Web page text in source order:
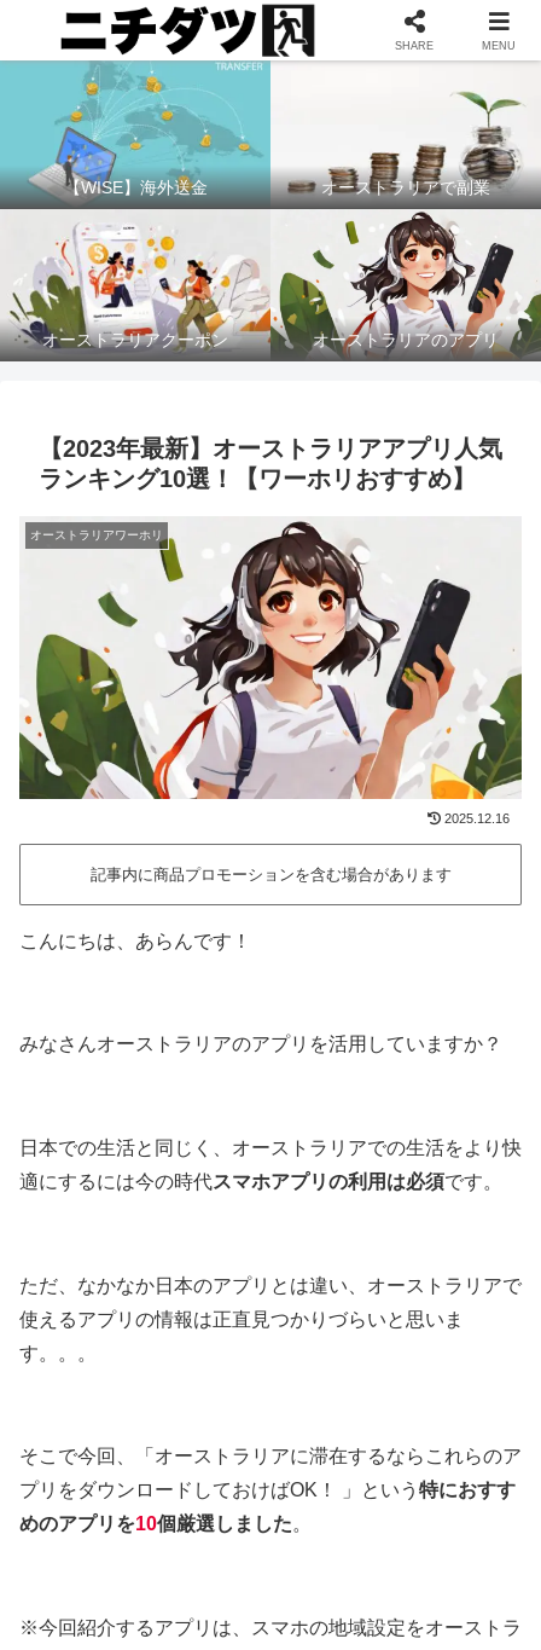
お得に海外送金するならWISE(ワイズ) ≫
【WISE】海外送金 オーストラリアで副業
オーストラリアクーポン オーストラリアのアプリ
【2023年最新】オーストラリアアプリ人気
ランキング10選！【ワーホリおすすめ】
オーストラリアワーホリ
2025.12.16
記事内に商品プロモーションを含む場合があります
こんにちは、あらんです！
みなさんオーストラリアのアプリを活用していますか？
日本での生活と同じく、オーストラリアでの生活をより快
適にするには今の時代スマホアプリの利用は必須です。
ただ、なかなか日本のアプリとは違い、オーストラリアで
使えるアプリの情報は正直見つかりづらいと思いま
す。。。
そこで今回、「オーストラリアに滞在するならこれらのア
プリをダウンロードしておけばOK！ 」という 特におすす
めのアプリを10個厳選しました。
※今回紹介するアプリは、スマホの地域設定をオーストラ
SHARE MENU